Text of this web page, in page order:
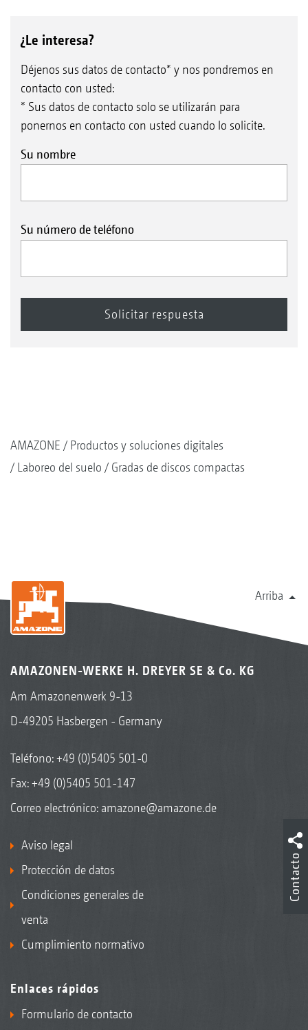
¿Le interesa?
Déjenos sus datos de contacto* y nos pondremos en
contacto con usted:
* Sus datos de contacto solo se utilizarán para
ponernos en contacto con usted cuando lo solicite.
Su nombre
Su número de teléfono
AMAZONE
Productos y soluciones digitales
Laboreo del suelo
Gradas de discos compactas
Arriba
AMAZONEN-WERKE H. DREYER SE & Co. KG
Am Amazonenwerk 9-13
D-49205 Hasbergen - Germany
Teléfono:+49 (0)5405 501-0
Fax: +49 (0)5405 501-147
Correo electrónico: amazone@amazone.de
Aviso legal
Protección de datos
Condiciones generales de
venta
Cumplimiento normativo
Enlaces rápidos
Formulario de contacto
Contacto